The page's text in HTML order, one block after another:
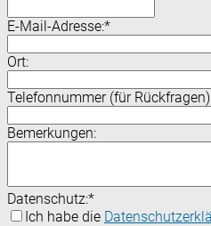
E-Mail-Adresse:*
Ort:
Telefonnummer (für
Bemerkungen:
Datenschutz:*
Ich habe die